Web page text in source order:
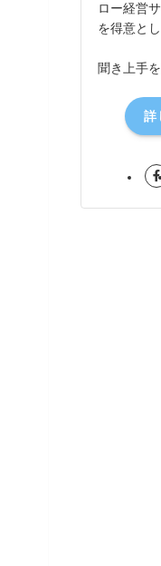
ロー経営
を得意と
聞き上手
詳